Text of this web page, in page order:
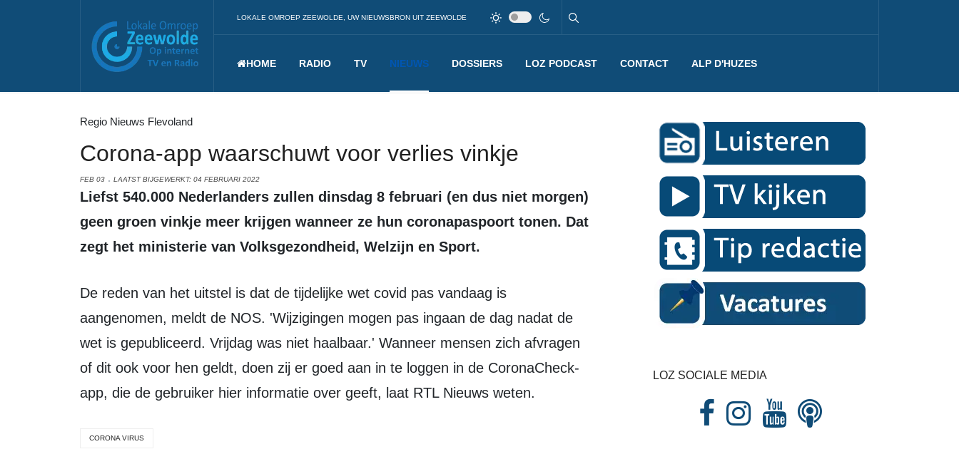
LOKALE OMROEP ZEEWOLDE, UW NIEUWSBRON UIT ZEEWOLDE
HOME RADIO TV NIEUWS DOSSIERS LOZ PODCAST CONTACT ALP D'HUZES
Regio Nieuws Flevoland
Corona-app waarschuwt voor verlies vinkje
FEB 03 LAATST BIJGEWERKT: 04 FEBRUARI 2022
Liefst 540.000 Nederlanders zullen dinsdag 8 februari (en dus niet morgen)
geen groen vinkje meer krijgen wanneer ze hun coronapaspoort tonen. Dat
zegt het ministerie van Volksgezondheid, Welzijn en Sport.
De reden van het uitstel is dat de tijdelijke wet covid pas vandaag is
aangenomen, meldt de NOS. 'Wijzigingen mogen pas ingaan de dag nadat de
wet is gepubliceerd. Vrijdag was niet haalbaar.' Wanneer mensen zich afvragen
of dit ook voor hen geldt, doen zij er goed aan in te loggen in de CoronaCheck-
app, die de gebruiker hier informatie over geeft, laat RTL Nieuws weten.
CORONA VIRUS
LOZ SOCIALE MEDIA